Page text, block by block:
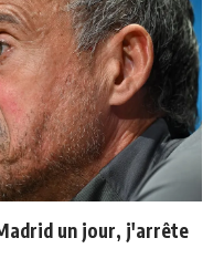
un jour, j'arrête